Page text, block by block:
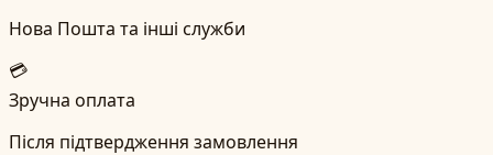
Нова Пошта та інші служби
💳
Зручна оплата
Після підтвердження замовлення